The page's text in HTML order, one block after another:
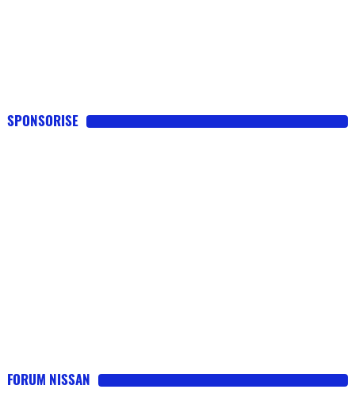
SPONSORISE
FORUM NISSAN